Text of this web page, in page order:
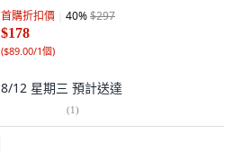
首購折扣價 40%$297
$178
($89.00/1個)
8/12 星期三 預計送達
(1)